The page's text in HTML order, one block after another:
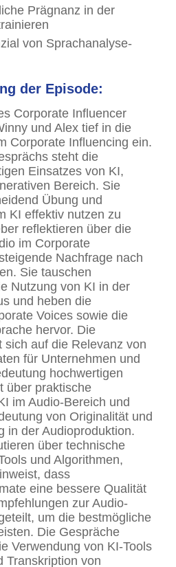
Prägnanz in der
von Sprachanalyse-
der Episode:
Corporate Influencer
und Alex tief in die
Corporate Influencing ein.
steht die
Einsatzes von KI,
Bereich. Sie
Übung und
KI effektiv nutzen zu
reflektieren über die
im Corporate
Nachfrage nach
Sie tauschen
Nutzung von KI in der
und heben die
Voices sowie die
hervor. Die
sich auf die Relevanz von
für Unternehmen und
hochwertigen
über praktische
im Audio-Bereich und
von Originalität und
in der Audioproduktion.
über technische
und Algorithmen,
dass
eine bessere Qualität
zur Audio-
um die bestmögliche
Die Gespräche
Verwendung von KI-Tools
Transkription von